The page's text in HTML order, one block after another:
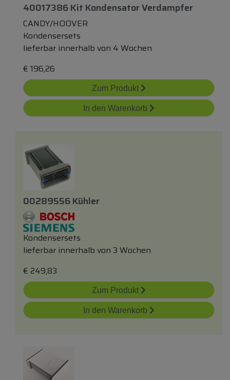
40017386 Kit Kondensator Verdampfer
CANDY/HOOVER
Kondensersets
lieferbar innerhalb von 4 Wochen
€ 196,26
Zum Produkt
In den Warenkorb
00289556 Kühler
Kondensersets
lieferbar innerhalb von 3 Wochen
€ 249,83
Zum Produkt
In den Warenkorb